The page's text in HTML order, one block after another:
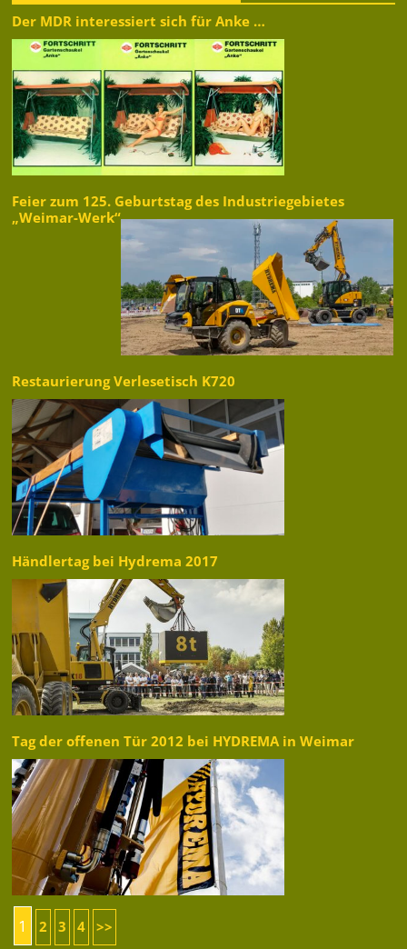
Der MDR interessiert sich für Anke …
Feier zum 125. Geburtstag des Industriegebietes
„Weimar-Werk“
Restaurierung Verlesetisch K720
Händlertag bei Hydrema 2017
Tag der offenen Tür 2012 bei HYDREMA in Weimar
1 2 3 4 >>